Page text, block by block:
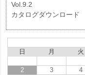
Vol.9.2
カタログダウンロード
日
月 火
2
3 4